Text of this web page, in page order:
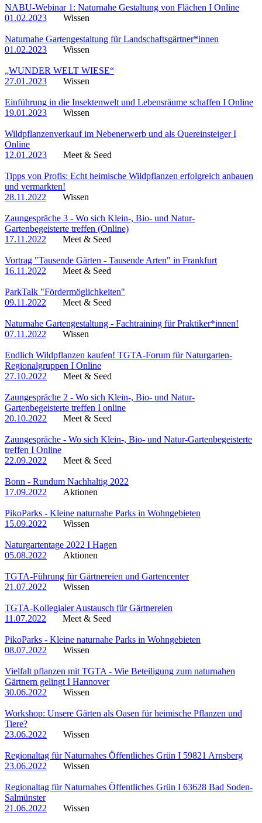
NABU-Webinar 1: Naturnahe Gestaltung von Flächen I Online
01.02.2023
Wissen
Naturnahe Gartengestaltung für Landschaftsgärtner*innen
01.02.2023
Wissen
„WUNDER WELT WIESE“
27.01.2023
Wissen
Einführung in die Insektenwelt und Lebensräume schaffen I Online
19.01.2023
Wissen
Wildpflanzenverkauf im Nebenerwerb und als Quereinsteiger I
Online
12.01.2023
Meet & Seed
Tipps von Profis: Echt heimische Wildpflanzen erfolgreich anbauen
und vermarkten!
28.11.2022
Wissen
Zaungespräche 3 - Wo sich Klein-, Bio- und Natur-
Gartenbegeisterte treffen (Online)
17.11.2022
Meet & Seed
Vortrag "Tausende Gärten - Tausende Arten" in Frankfurt
16.11.2022
Meet & Seed
ParkTalk "Fördermöglichkeiten"
09.11.2022
Meet & Seed
Naturnahe Gartengestaltung - Fachtraining für Praktiker*innen!
07.11.2022
Wissen
Endlich Wildpflanzen kaufen! TGTA-Forum für Naturgarten-
Regionalgruppen I Online
27.10.2022
Meet & Seed
Zaungespräche 2 - Wo sich Klein-, Bio- und Natur-
Gartenbegeisterte treffen I online
20.10.2022
Meet & Seed
Zaungespräche - Wo sich Klein-, Bio- und Natur-Gartenbegeisterte
treffen I Online
22.09.2022
Meet & Seed
Bonn - Rundum Nachhaltig 2022
17.09.2022
Aktionen
PikoParks - Kleine naturnahe Parks in Wohngebieten
15.09.2022
Wissen
Naturgartentage 2022 I Hagen
05.08.2022
Aktionen
TGTA-Führung für Gärtnereien und Gartencenter
21.07.2022
Wissen
TGTA-Kollegialer Austausch für Gärtnereien
11.07.2022
Meet & Seed
PikoParks - Kleine naturnahe Parks in Wohngebieten
08.07.2022
Wissen
Vielfalt pflanzen mit TGTA - Wie Beteiligung zum naturnahen
Gärtnern gelingt I Hannover
30.06.2022
Wissen
Workshop: Unsere Gärten als Oasen für heimische Pflanzen und
Tiere?
23.06.2022
Wissen
Regionaltag für Naturnahes Öffentliches Grün I 59821 Arnsberg
23.06.2022
Wissen
Regionaltag für Naturnahes Öffentliches Grün I 63628 Bad Soden-
Salmünster
21.06.2022
Wissen